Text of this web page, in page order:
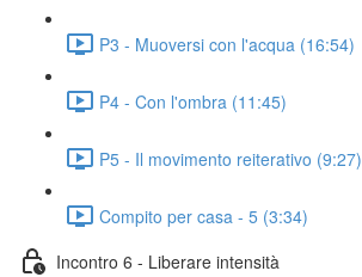
P3 - Muoversi con l'acqua (16:54)
P4 - Con l'ombra (11:45)
P5 - Il movimento reiterativo (9:27)
Compito per casa - 5 (3:34)
Incontro 6 - Liberare intensità